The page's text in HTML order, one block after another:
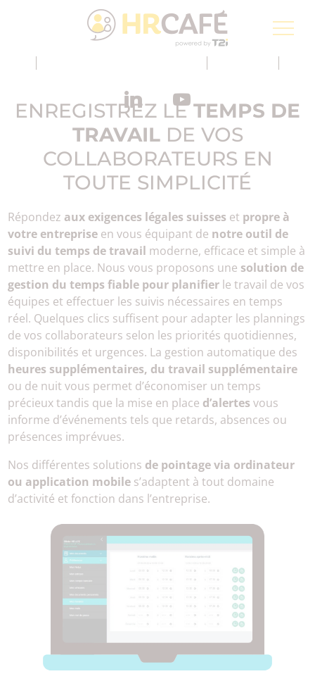
Groupe T2i, un spécialiste pour la transformation
numérique de la Poste Suisse
ENREGISTREZ LETEMPS DE
TRAVAILDE VOS
COLLABORATEURS EN
TOUTE SIMPLICITÉ
Répondez aux exigences légales suisses et propre à
votre entreprise en vous équipant de notre outil de
suivi du temps de travail moderne, efficace et simple à
mettre en place. Nous vous proposons une solution de
gestion du temps fiable pour planifier le travail de vos
équipes et effectuer les suivis nécessaires en temps
réel. Quelques clics suffisent pour adapter les plannings
de vos collaborateurs selon les priorités quotidiennes,
disponibilités et urgences. La gestion automatique des
heures supplémentaires, du travail supplémentaire
ou de nuit vous permet d’économiser un temps
précieux tandis que la mise en place d’alertes vous
informe d’événements tels que retards, absences ou
présences imprévues.
Nos différentes solutions de pointage via ordinateur
ou application mobile s’adaptent à tout domaine
d’activité et fonction dans l’entreprise.